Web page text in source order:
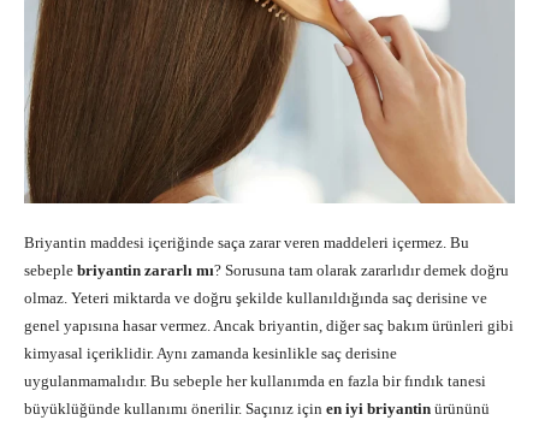
Briyantin maddesi içeriğinde saça zarar veren maddeleri içermez. Bu
sebeple briyantin zararlı mı? Sorusuna tam olarak zararlıdır demek doğru
olmaz. Yeteri miktarda ve doğru şekilde kullanıldığında saç derisine ve
genel yapısına hasar vermez. Ancak briyantin, diğer saç bakım ürünleri gibi
kimyasal içeriklidir. Aynı zamanda kesinlikle saç derisine
uygulanmamalıdır. Bu sebeple her kullanımda en fazla bir fındık tanesi
büyüklüğünde kullanımı önerilir. Saçınız için en iyi briyantin ürününü